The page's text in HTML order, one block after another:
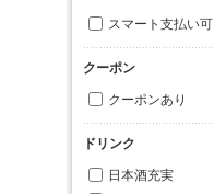
スマート支払い可
クーポン
クーポンあり
ドリンク
日本酒充実